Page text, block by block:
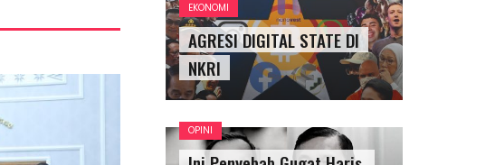
EKONOMI
AGRESI DIGITAL STATE DI
NKRI
OPINI